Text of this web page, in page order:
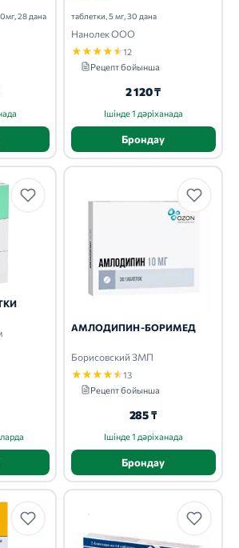
28 дана таблетки, 5 мг, 30 дана
Нанолек ООО
★★★★★12
Рецепт бойынша
2 120 ₸
Ішінде 1 дәріханада
Брондау
АМЛОДИПИН-БОРИМЕД
Борисовский ЗМП
★★★★★13
Рецепт бойынша
285 ₸
Ішінде 1 дәріханада
Брондау